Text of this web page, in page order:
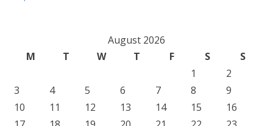
August 2026
M
T W T F S
S
1
2
3
4 5 6 7 8
9
10
11 12 13 14 15
16